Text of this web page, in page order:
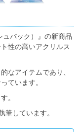
バック）』の新商品
性の高いアクリルス
なアイテムであり、
ています。
。
しています。